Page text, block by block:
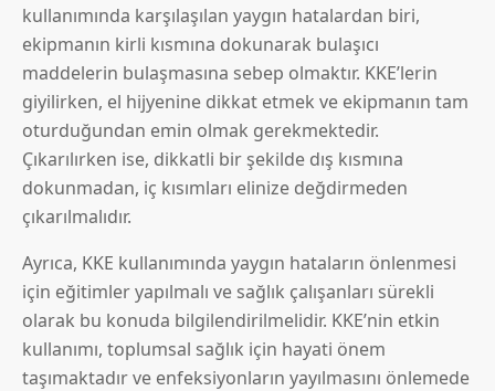
kullanımında karşılaşılan yaygın hatalardan biri,
ekipmanın kirli kısmına dokunarak bulaşıcı
maddelerin bulaşmasına sebep olmaktır. KKE’lerin
giyilirken, el hijyenine dikkat etmek ve ekipmanın tam
oturduğundan emin olmak gerekmektedir.
Çıkarılırken ise, dikkatli bir şekilde dış kısmına
dokunmadan, iç kısımları elinize değdirmeden
çıkarılmalıdır.
Ayrıca, KKE kullanımında yaygın hataların önlenmesi
için eğitimler yapılmalı ve sağlık çalışanları sürekli
olarak bu konuda bilgilendirilmelidir. KKE’nin etkin
kullanımı, toplumsal sağlık için hayati önem
taşımaktadır ve enfeksiyonların yayılmasını önlemede